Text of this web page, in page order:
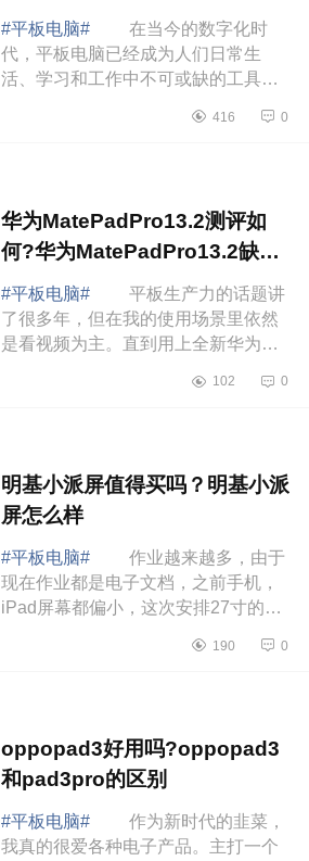
#平板电脑#
在当今的数字化时
代，平板电脑已经成为人们日常生
活、学习和工作中不可或缺的工具。
在千元价位挑选一款性价比高的平板
416 0
华为MatePadPro13.2测评如
何?华为MatePadPro13.2缺点
有哪些
#平板电脑#
平板生产力的话题讲
了很多年，但在我的使用场景里依然
是看视频为主。直到用上全新华为
改变了我的看法。下面小编为大家介
102 0
明基小派屏值得买吗？明基小派
屏怎么样
#平板电脑#
作业越来越多，由于
现在作业都是电子文档，之前手机，
iPad屏幕都偏小，这次安排27寸的明
下面小编为大家介绍下明基小派屏值
190 0
oppopad3好用吗?oppopad3
和pad3pro的区别
#平板电脑#
作为新时代的韭菜，
我真的很爱各种电子产品。主打一个